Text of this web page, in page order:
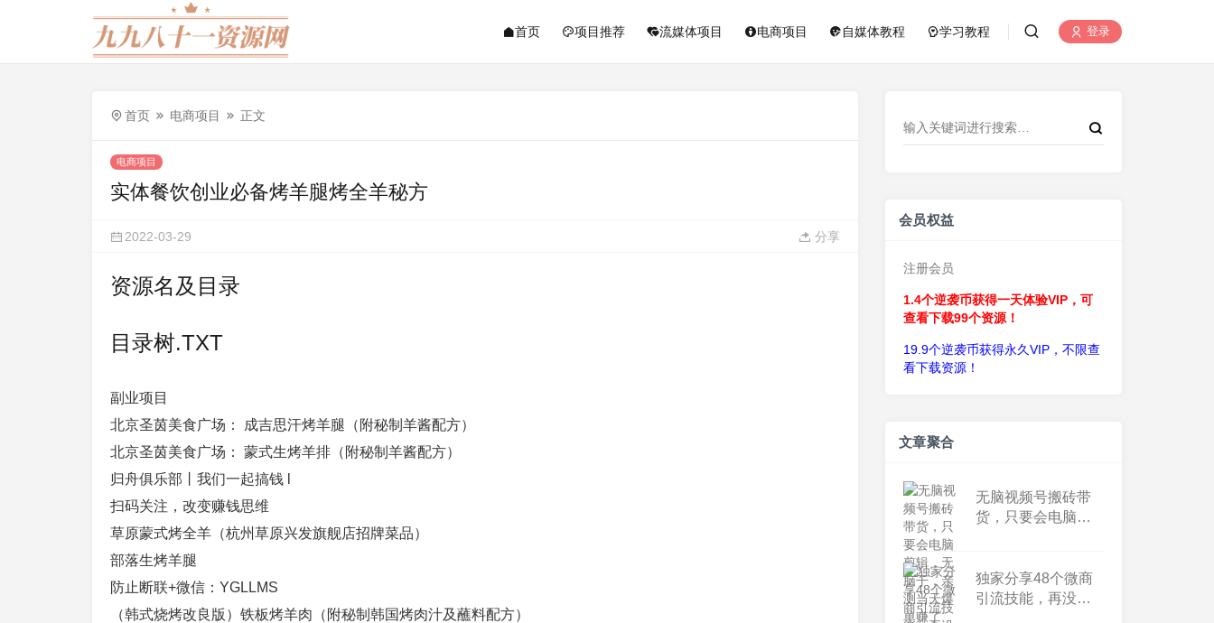
首页 项目推荐 流媒体项目 电商项目 自媒体教程 学习教程 登录
首页 电商项目 正文
电商项目
实体餐饮创业必备烤羊腿烤全羊秘方
2022-03-29 分享
资源名及目录
目录树.TXT
副业项目
北京圣茵美食广场： 成吉思汗烤羊腿（附秘制羊酱配方）
北京圣茵美食广场： 蒙式生烤羊排（附秘制羊酱配方）
归舟俱乐部丨我们一起搞钱 l
扫码关注，改变赚钱思维
草原蒙式烤全羊（杭州草原兴发旗舰店招牌菜品）
部落生烤羊腿
防止断联+微信：YGLLMS
（韩式烧烤改良版）铁板烤羊肉（附秘制韩国烤肉汁及蘸料配方）
会员权益
注册会员
1.4个逆袭币获得一天体验VIP，可
查看下载99个资源！
19.9个逆袭币获得永久VIP，不限查
看下载资源！
文章聚合
无脑视频号搬砖带
货，只要会电脑剪
佣金
独家分享48个微商
引流技能，再没粉